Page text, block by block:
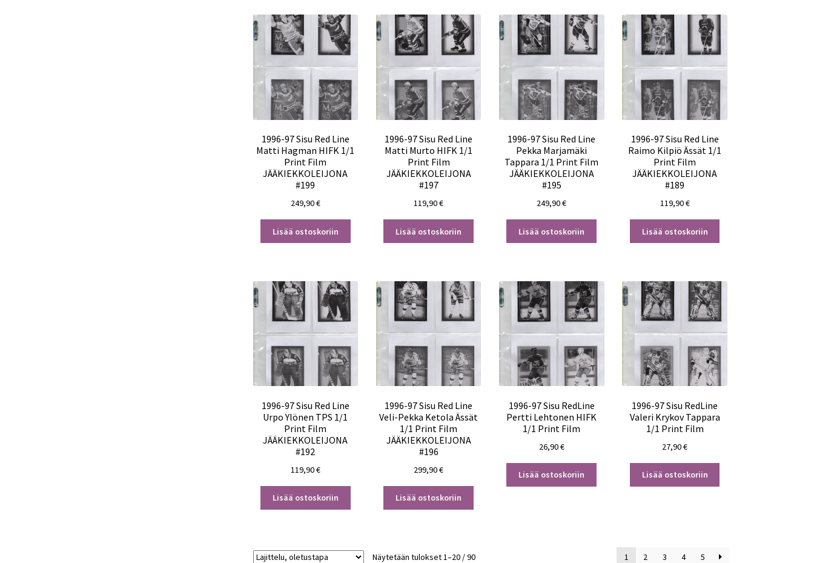
1996-97 Sisu Red Line
Matti Hagman HIFK 1/1
Print Film
JÄÄKIEKKOLEIJONA
#199
249,90€
Lisää ostoskoriin
1996-97 Sisu Red Line
Matti Murto HIFK 1/1
Print Film
JÄÄKIEKKOLEIJONA
#197
119,90€
Lisää ostoskoriin
1996-97 Sisu Red Line
Pekka Marjamäki
Tappara 1/1 Print Film
JÄÄKIEKKOLEIJONA
#195
249,90€
Lisää ostoskoriin
1996-97 Sisu Red Line
Raimo Kilpiö Ässät 1/1
Print Film
JÄÄKIEKKOLEIJONA
#189
119,90€
Lisää ostoskoriin
1996-97 Sisu Red Line
Urpo Ylönen TPS 1/1
Print Film
JÄÄKIEKKOLEIJONA
#192
119,90€
Lisää ostoskoriin
1996-97 Sisu Red Line
Veli-Pekka Ketola Ässät
1/1 Print Film
JÄÄKIEKKOLEIJONA
#196
299,90€
Lisää ostoskoriin
1996-97 Sisu RedLine
Pertti Lehtonen HIFK
1/1 Print Film
26,90€
Lisää ostoskoriin
1996-97 Sisu RedLine
Valeri Krykov Tappara
1/1 Print Film
27,90€
Lisää ostoskoriin
Näytetään tulokset 1–20 / 90 1 2 3 4 5